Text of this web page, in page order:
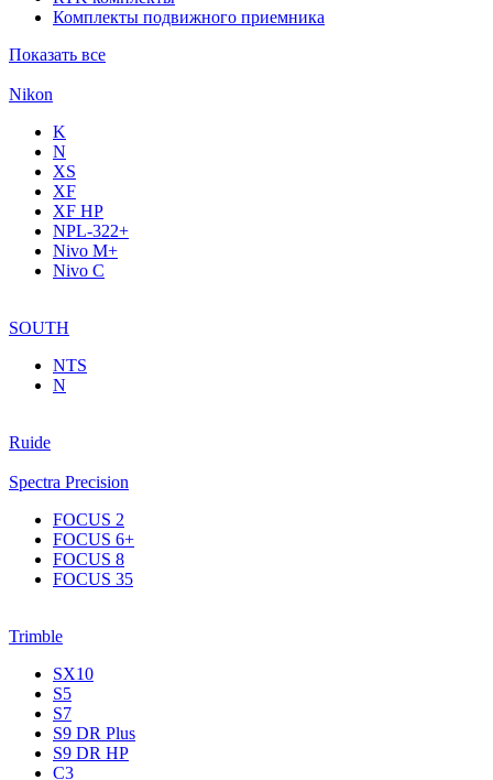
Комплекты подвижного приемника
Показать все
Nikon
K
N
XS
XF
XF НР
NPL-322+
Nivo M+
Nivo C
SOUTH
NTS
N
Ruide
Spectra Precision
FOCUS 2
FOCUS 6+
FOCUS 8
FOCUS 35
Trimble
SX10
S5
S7
S9 DR Plus
S9 DR HP
C3